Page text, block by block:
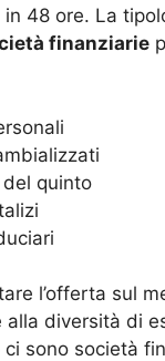
in 48 ore. La
finanziarie
del quinto
l’offerta sul
alla diversità di
sono società